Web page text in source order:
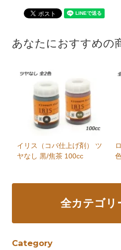
あなたにおすすめの
イリス（コバ仕上げ剤） ツ
ヤなし 黒/焦茶 100cc
全カテゴリ
Category